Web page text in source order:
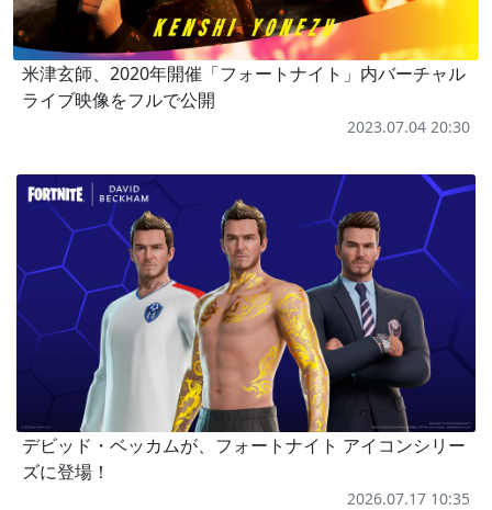
米津玄師、2020年開催「フォートナイト」内バーチャル
ライブ映像をフルで公開
2023.07.04 20:30
デビッド・ベッカムが、フォートナイト アイコンシリー
ズに登場！
2026.07.17 10:35